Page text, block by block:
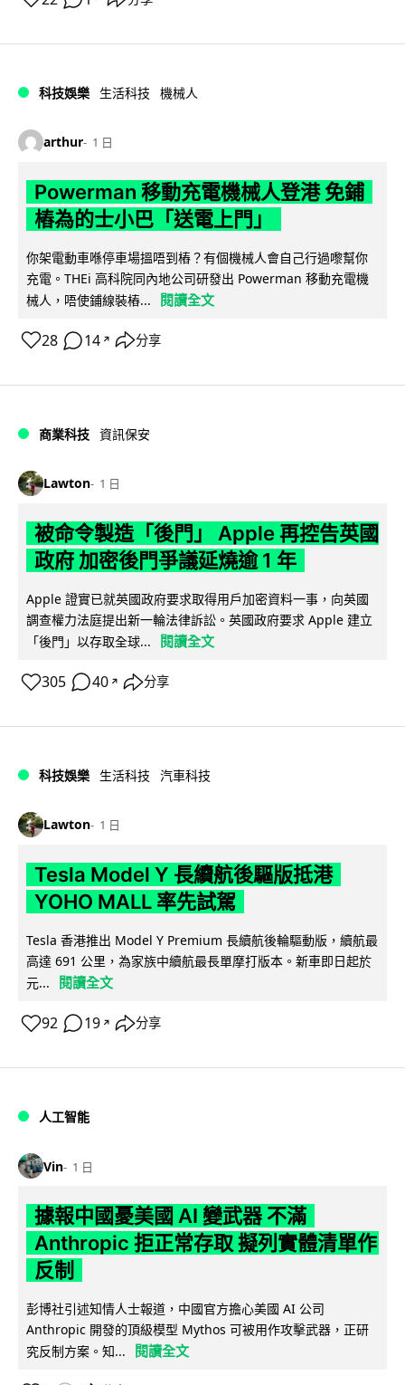
科技娛樂 生活科技 機械人
arthur 1 日
Powerman 移動充電機械人登港 免鋪
樁為的士小巴「送電上門」
你架電動車喺停車場搵唔到樁？有個機械人會自己行過嚟幫你
充電。THEi 高科院同內地公司研發出 Powerman 移動充電機
械人，唔使鋪線裝樁...
閱讀全文
28 14 ↗ 分享
商業科技 資訊保安
Lawton 1 日
被命令製造「後門」 Apple 再控告英國
政府 加密後門爭議延燒逾 1 年
Apple 證實已就英國政府要求取得用戶加密資料一事，向英國
調查權力法庭提出新一輪法律訴訟。英國政府要求 Apple 建立
「後門」以存取全球...
閱讀全文
305 40 ↗ 分享
科技娛樂 生活科技 汽車科技
Lawton 1 日
Tesla Model Y 長續航後驅版抵港
YOHO MALL 率先試駕
Tesla 香港推出 Model Y Premium 長續航後輪驅動版，續航最
高達 691 公里，為家族中續航最長單摩打版本。新車即日起於
元...
閱讀全文
92 19 ↗ 分享
人工智能
Vin 1 日
據報中國憂美國 AI 變武器 不滿
Anthropic 拒正常存取 擬列實體清單作
反制
彭博社引述知情人士報道，中國官方擔心美國 AI 公司
Anthropic 開發的頂級模型 Mythos 可被用作攻擊武器，正研
究反制方案。知...
閱讀全文